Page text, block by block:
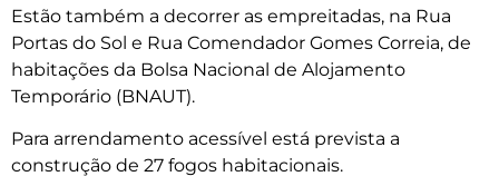
Estão também a decorrer as empreitadas, na Rua
Portas do Sol e Rua Comendador Gomes Correia, de
habitações da Bolsa Nacional de Alojamento
Temporário (BNAUT).
Para arrendamento acessível está prevista a
construção de 27 fogos habitacionais.